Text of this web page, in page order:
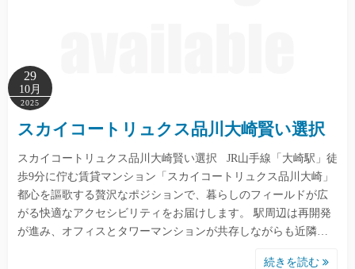
29
10月
2025
スカイコートリュクス品川大崎賢い選択
スカイコートリュクス品川大崎賢い選択 JR山手線「大崎駅」徒
歩9分に佇む賃貸マンション「スカイコートリュクス品川大崎」
都心を謳歌する贅沢なポジションで、暮らしのフィールドが広
がる快適なアクセシビリティをお届けします。 駅周辺は再開発
が進み、オフィスとタワーマンションが共存しながらも近隣…
続きを読む